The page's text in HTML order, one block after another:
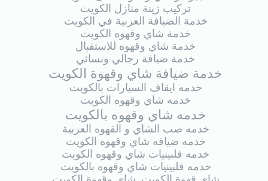
تركيب زينة منازل الكويت
خدمة الضيافة العربية في الكويت
خدمة شاي وقهوه الكويت
خدمة شاي وقهوه للاستقبال
خدمة ضيافة رجالي ونسائي
خدمة ضيافة شاي وقهوة الكويت
خدمه ايقاف السيارات بالكويت
خدمه شاي وقهوه الكويت
خدمه شاي وقهوه بالكويت
خدمه صب الشاي و القهوه العربية
خدمه ضيافه شاي وقهوه الكويت
خدمه فلبينيات شاي وقهوه الكويت
خدمه فلبينيات شاي وقهوه بالكويت